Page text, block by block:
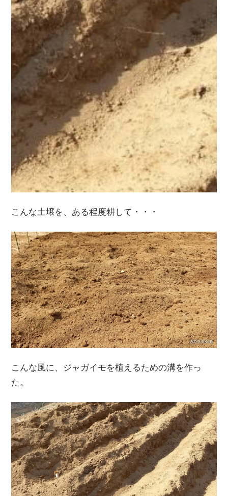
こんな土壌を、ある程度耕して・・・
こんな風に、ジャガイモを植えるための溝を作っ
た。